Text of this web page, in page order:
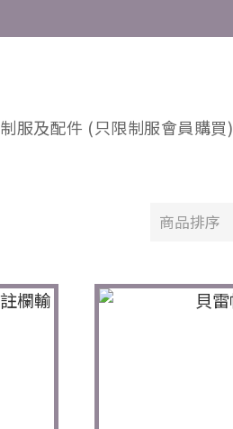
制服及配件 (只限制服會員購買)
商品排序